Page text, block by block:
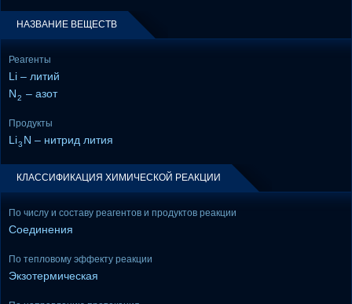
НАЗВАНИЕ ВЕЩЕСТВ
Реагенты
Li – литий
N2 – азот
Продукты
Li3 N – нитрид лития
КЛАССИФИКАЦИЯ ХИМИЧЕСКОЙ РЕАКЦИИ
По числу и составу реагентов и продуктов реакции
Соединения
По тепловому эффекту реакции
Экзотермическая